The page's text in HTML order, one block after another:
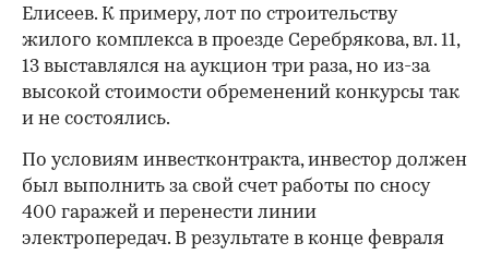
Елисеев. К примеру, лот по строительству
жилого комплекса в проезде Серебрякова, вл. 11,
13 выставлялся на аукцион три раза, но из-за
высокой стоимости обременений конкурсы так
и не состоялись.
По условиям инвестконтракта, инвестор должен
был выполнить за свой счет работы по сносу
400 гаражей и перенести линии
электропередач. В результате в конце февраля